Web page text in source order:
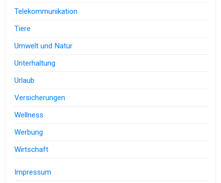
Telekommunikation
Tiere
Umwelt und Natur
Unterhaltung
Urlaub
Versicherungen
Wellness
Werbung
Wirtschaft
Impressum